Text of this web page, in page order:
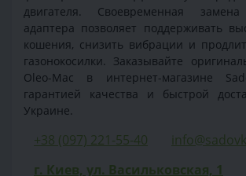
двигателя. Своевременная
адаптера позволяет поддерживать
кошения, снизить вибрации и
газонокосилки. Заказывайте
Oleo-Mac в интернет-магазине
гарантией качества и быстрой
Украине.
+38 (097) 221-55-40
г. Киев, ул. Васильковская, 1